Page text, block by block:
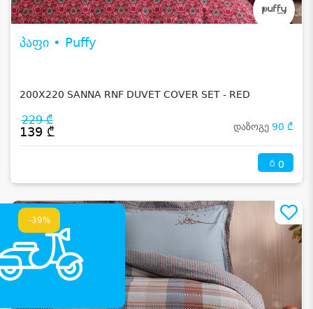
პაფი • Puffy
200X220 SANNA RNF DUVET COVER SET - RED
229 ₾
139 ₾ დაზოგე 90 ₾
0
-39%